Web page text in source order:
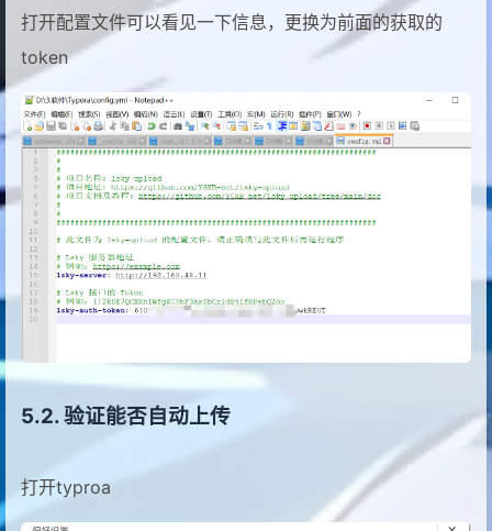
打开配置文件可以看见一下信息，更换为前面的获取的
token
验证能否自动上传
打开typroa